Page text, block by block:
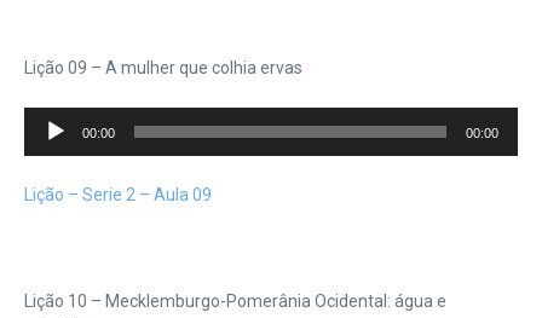
Lição 09 – A mulher que colhia ervas
Tocador
00:00 00:00
Lição – Serie 2 – Aula 09
Lição 10 – Mecklemburgo-Pomerânia Ocidental: água e